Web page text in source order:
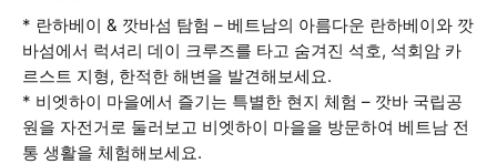
* 란하베이 & 깟바섬 탐험 – 베트남의 아름다운 란하베이와 깟
바섬에서 럭셔리 데이 크루즈를 타고 숨겨진 석호, 석회암 카
르스트 지형, 한적한 해변을 발견해보세요.
* 비엣하이 마을에서 즐기는 특별한 현지 체험 – 깟바 국립공
원을 자전거로 둘러보고 비엣하이 마을을 방문하여 베트남 전
통 생활을 체험해보세요.